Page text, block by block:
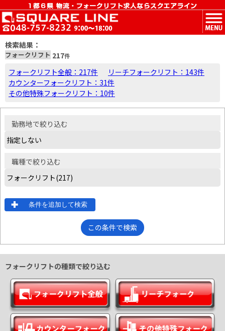
MENU
検索結果：
フォークリフト 217件
フォークリフト全般：217件
リーチフォークリフト：143件
カウンターフォークリフト：31件
その他特殊フォークリフト：10件
勤務地で絞り込む
職種で絞り込む
条件を追加して検索
この条件で検索
フォークリフトの種類で絞り込む